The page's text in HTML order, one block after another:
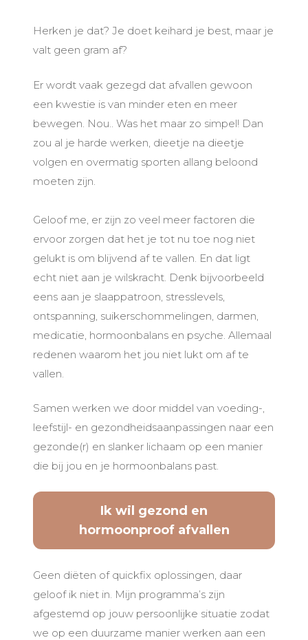
Herken je dat? Je doet keihard je best, maar je
valt geen gram af?
Er wordt vaak gezegd dat afvallen gewoon
een kwestie is van minder eten en meer
bewegen. Nou.. Was het maar zo simpel! Dan
zou al je harde werken, dieetje na dieetje
volgen en overmatig sporten allang beloond
moeten zijn.
Geloof me, er zijn zo veel meer factoren die
ervoor zorgen dat het je tot nu toe nog niet
gelukt is om blijvend af te vallen. En dat ligt
echt niet aan je wilskracht. Denk bijvoorbeeld
eens aan je slaappatroon, stresslevels,
ontspanning, suikerschommelingen, darmen,
medicatie, hormoonbalans en psyche. Allemaal
redenen waarom het jou niet lukt om af te
vallen.
Samen werken we door middel van voeding-,
leefstijl- en gezondheidsaanpassingen naar een
gezonde(r) en slanker lichaam op een manier
die bij jou en je hormoonbalans past.
Ik wil gezond en
hormoonproof afvallen
Geen diëten of quickfix oplossingen, daar
geloof ik niet in. Mijn programma’s zijn
afgestemd op jouw persoonlijke situatie zodat
we op een duurzame manier werken aan een